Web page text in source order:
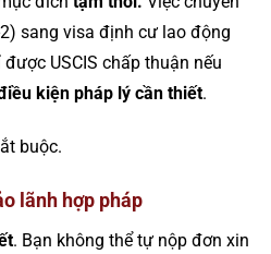
sang visa định cư lao động
được USCIS chấp thuận nếu
kiện pháp lý cần thiết.
buộc.
lãnh hợp pháp
. Bạn không thể tự nộp đơn xin